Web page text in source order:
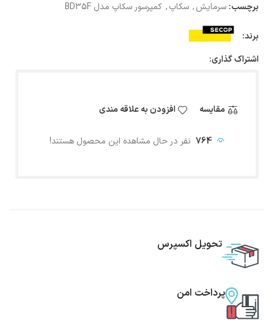
برچسب: سرمایش, سکاپ, کمپرسور سکاپ مدل BD35F
برند:
اشتراک گذاری:
مقایسه افزودن به علاقه مندی
764 نفر در حال مشاهده این محصول هستند!
تحویل اکسپرس
پرداخت امن